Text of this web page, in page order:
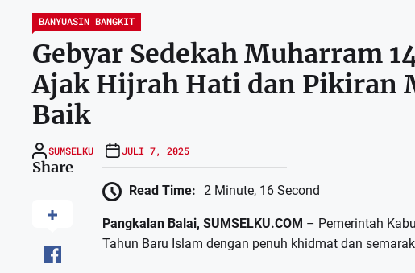
BANYUASIN BANGKIT
Gebyar Sedekah Muharram
Ajak Hijrah Hati dan Pikiran
Baik
SUMSELKU JULI 7, 2025
Share
Read Time: 2 Minute, 16 Second
Pangkalan Balai, SUMSELKU.COM – Pemerintah
Tahun Baru Islam dengan penuh khidmat dan